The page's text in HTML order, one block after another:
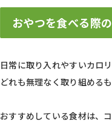
おやつを食べる際
日常に取り入れやすいカロ
どれも無理なく取り組める
おすすめしている食材は、